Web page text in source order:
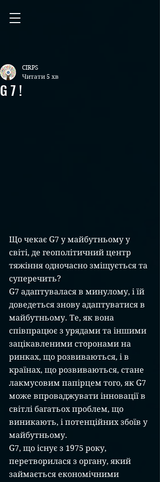
G 7 !
CIRPS
Читати 5 хв
Що чекає G7 у майбутньому у
світі, де геополітичний центр
тяжіння одночасно зміщується та
суперечить?
G7 адаптувалася в минулому, і їй
доведеться знову адаптуватися в
майбутньому. Те, як вона
співпрацює з урядами та іншими
зацікавленими сторонами на
ринках, що розвиваються, і в
країнах, що розвиваються, стане
лакмусовим папірцем того, як G7
може впроваджувати інновації в
світлі багатьох проблем, що
виникають, і потенційних збоїв у
майбутньому.
G7, що існує з 1975 року,
перетворилася з органу, який
займається економічними